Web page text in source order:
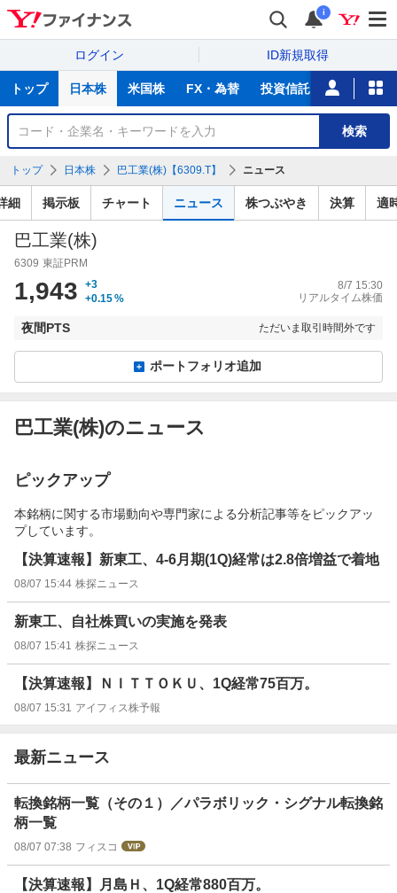
i
ログイン ID新規取得
サ
トップ 日本株 米国株 FX・為替 投資信託 ニュース
銘
検
索
検索
トップ 日本株 巴工業(株)【6309.T】 ニュース
細 掲示板 チャート ニュース 株つぶやき 決算 適
巴工業(株)
6309 東証PRM
1,943
+3
+0.15%
8/7 15:30
リアルタイム株価
夜間PTS ただいま取引時間外です
ポートフォリオ追加
巴工業(株)のニュース
ピックアップ
本銘柄に関する市場動向や専門家による分析記事等をピックアッ
プしています。
【決算速報】新東工、4-6月期(1Q)経常は2.8倍増益で着地
08/07 15:44 株探ニュース
新東工、自社株買いの実施を発表
08/07 15:41 株探ニュース
【決算速報】ＮＩＴＴＯＫＵ、1Q経常75百万。
08/07 15:31 アイフィス株予報
最新ニュース
転換銘柄一覧（その１）／パラボリック・シグナル転換銘
柄一覧
08/07 07:38 フィスコ
【決算速報】月島Ｈ、1Q経常880百万。